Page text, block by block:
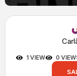
1 VIEW 0